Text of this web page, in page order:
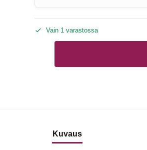
Vain 1 varastossa
Kuvaus